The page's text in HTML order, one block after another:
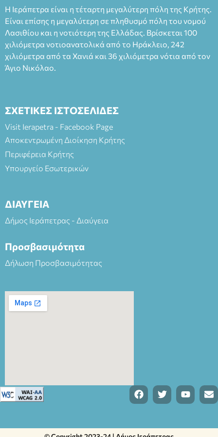
άνω των 65 Προπώληση: Βιβλιοπωλείο Πάπυρος (Πλατεία
Πλαστήρα), E&G Mini market (Δημοκρατίας 39 Ιεράπετρα)
και στο more.com Χώρος: 3ο Γυμνάσιο Ιεράπετρας
(Είσοδος ΕΠΑ.Λ.) Έναρξη 21:15 Οργάνωση: ΚΝΩΣΟΣ
ΘΕΑΤΡΙΚΕΣ ΠΑΡΑΓΩΓΕΣ ΕΕ
Η Ιεράπετρα είναι η τέταρτη μεγαλύτερη πόλη της Κρήτης.
Είναι επίσης η μεγαλύτερη σε πληθυσμό πόλη του νομού
Λασιθίου και η νοτιότερη της Ελλάδας. Βρίσκεται 100
χιλιόμετρα νοτιοανατολικά από το Ηράκλειο, 242
χιλιόμετρα από τα Χανιά και 36 χιλιόμετρα νότια από τον
Άγιο Νικόλαο.
ΣΧΕΤΙΚΕΣ ΙΣΤΟΣΕΛΙΔΕΣ
Visit Ierapetra - Facebook Page
Αποκεντρωμένη Διοίκηση Κρήτης
Περιφέρεια Κρήτης
Υπουργείο Εσωτερικών
ΔΙΑΥΓΕΙΑ
Δήμος Ιεράπετρας - Διαύγεια
Προσβασιμότητα
Δήλωση Προσβασιμότητας